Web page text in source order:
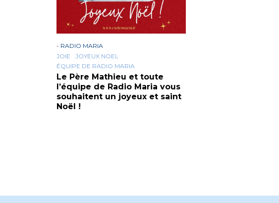
- RADIO MARIA
JOIE
JOYEUX NOEL
ÉQUIPE DE RADIO MARIA
Le Père Mathieu et toute
l’équipe de Radio Maria vous
souhaitent un joyeux et saint
Noël !